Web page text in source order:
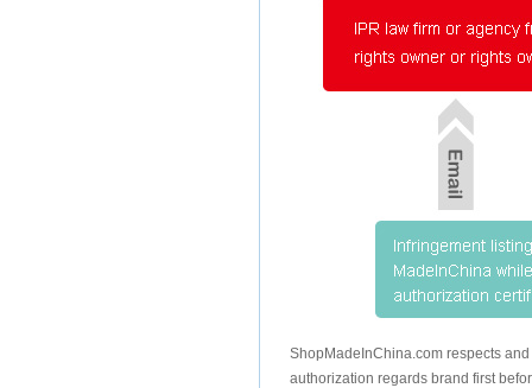
ShopMadeInChina.com respects
authorization regards brand first